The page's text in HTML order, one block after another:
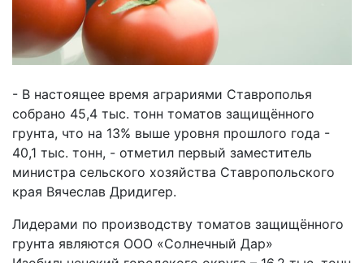
- В настоящее время аграриями Ставрополья
собрано 45,4 тыс. тонн томатов защищённого
грунта, что на 13% выше уровня прошлого года -
40,1 тыс. тонн, - отметил первый заместитель
министра сельского хозяйства Ставропольского
края Вячеслав Дридигер.
Лидерами по производству томатов защищённого
грунта являются ООО «Солнечный Дар»